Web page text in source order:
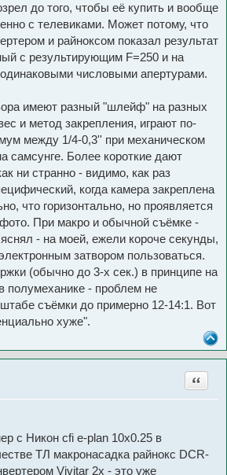
до того, чтобы её купить и вообще
с телевиками. Может потому, что
и райноксом показал результат
с результирующим F=250 и на
числовыми апертурами.
имеют разный "шлейф" на разных
и метод закрепления, играют по-
между 1/4-0,3'' при механическом
самсунге. Более короткие дают
ни странно - видимо, как раз
когда камера закреплена
что горизонтально, но проявляется
При макро и обычной съёмке -
- на моей, ежели короче секунды,
затвором пользоваться.
(обычно до 3-х сек.) в принципе на
полумеханике - проблем не
съёмки до примерно 12-14:1. Вот
хуже".
Цитата
с Никон cfi e-plan 10х0.25 в
ТЛ макронасадка райнокс DCR-
Vivitar 2х - это уже